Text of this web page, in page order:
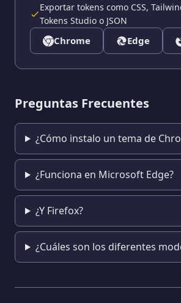
Exportar tokens como CSS,
Tokens Studio o JSON
Chrome Edge
Preguntas Frecuentes
¿Cómo instalo un tema de
¿Funciona en Microsoft Edge?
¿Y Firefox?
¿Cuáles son los diferentes